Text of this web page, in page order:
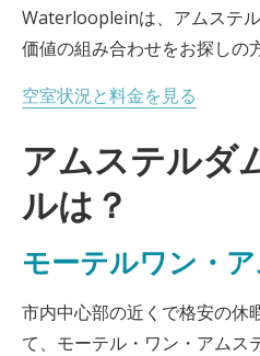
Waterloopleinは、アムステ
価値の組み合わせをお探しの
空室状況と料金を見る
アムステルダ
ルは？
モーテルワン・
市内中心部の近くで格安の休
て、モーテル・ワン・アムス